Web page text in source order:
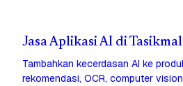
Jasa Aplikasi AI di
Tambahkan kecerdasan AI ke
rekomendasi, OCR, computer